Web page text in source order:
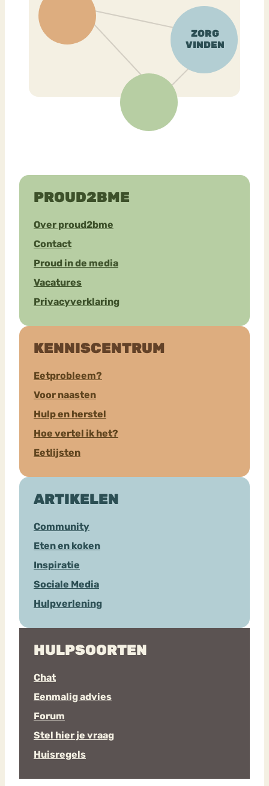
PROUD2BME
Over proud2bme
Contact
Proud in de media
Vacatures
Privacyverklaring
KENNISCENTRUM
Eetprobleem?
Voor naasten
Hulp en herstel
Hoe vertel ik het?
Eetlijsten
ARTIKELEN
Community
Eten en koken
Inspiratie
Sociale Media
Hulpverlening
HULPSOORTEN
Chat
Eenmalig advies
Forum
Stel hier je vraag
Huisregels